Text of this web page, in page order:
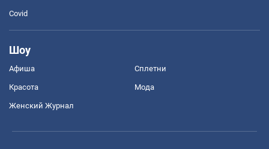
Covid
Шоу
Афиша Сплетни
Красота Мода
Женский Журнал